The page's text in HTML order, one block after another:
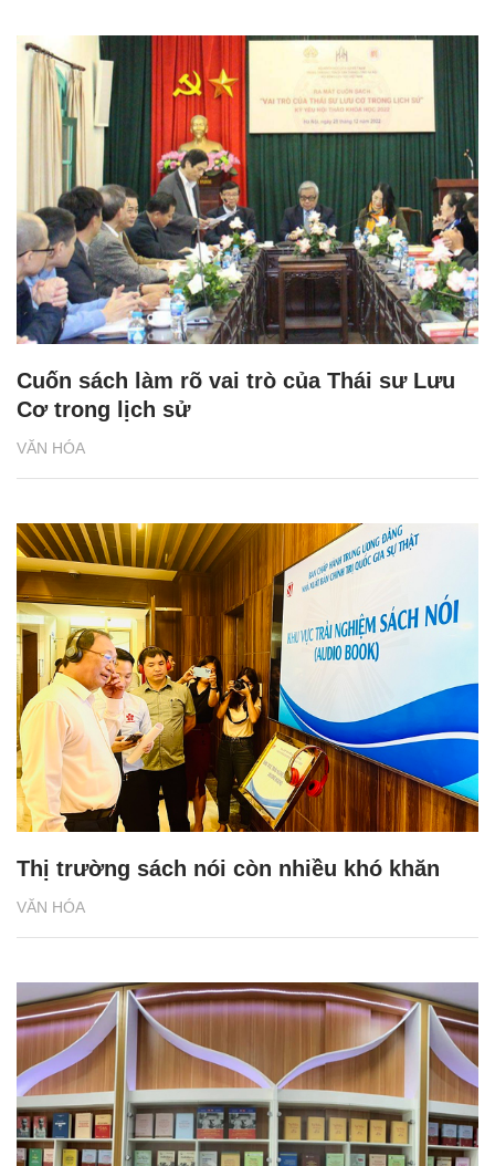
VĂN HÓA
Cuốn sách làm rõ vai trò của Thái sư Lưu
Cơ trong lịch sử
VĂN HÓA
Thị trường sách nói còn nhiều khó khăn